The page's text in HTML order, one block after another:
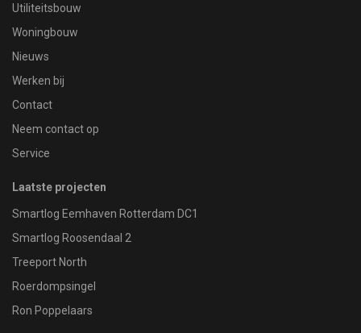
Utiliteitsbouw
Woningbouw
Nieuws
Werken bij
Contact
Neem contact op
Service
Laatste projecten
Smartlog Eemhaven Rotterdam DC1
Smartlog Roosendaal 2
Treeport North
Roerdompsingel
Ron Poppelaars